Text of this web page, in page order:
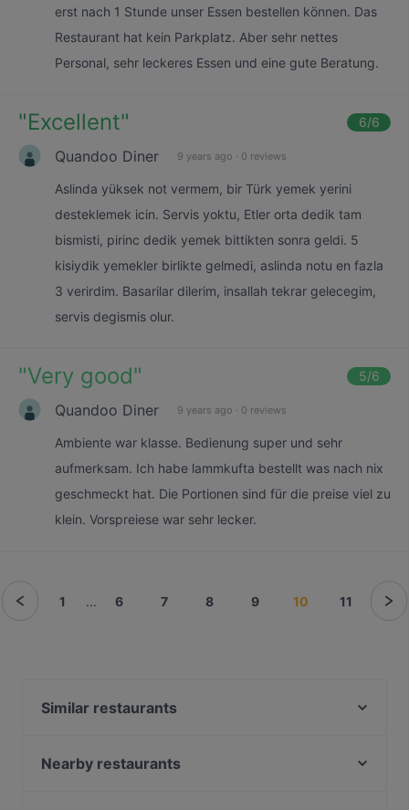
erst nach 1 Stunde unser Essen bestellen können. Das
Restaurant hat kein Parkplatz. Aber sehr nettes
Personal, sehr leckeres Essen und eine gute Beratung.
"Excellent" 6/6
Quandoo Diner 9 years ago · 0 reviews
Aslinda yüksek not vermem, bir Türk yemek yerini
desteklemek icin. Servis yoktu, Etler orta dedik tam
bismisti, pirinc dedik yemek bittikten sonra geldi. 5
kisiydik yemekler birlikte gelmedi, aslinda notu en fazla
3 verirdim. Basarilar dilerim, insallah tekrar gelecegim,
servis degismis olur.
"Very good" 5/6
Quandoo Diner 9 years ago · 0 reviews
Ambiente war klasse. Bedienung super und sehr
aufmerksam. Ich habe lammkufta bestellt was nach nix
geschmeckt hat. Die Portionen sind für die preise viel zu
klein. Vorspreiese war sehr lecker.
1 ... 6 7 8 9 10 11
Similar restaurants
The Dragon‘s City Sushi Ramen Bowls &
Vietnamesische Restaurant
Nearby restaurants